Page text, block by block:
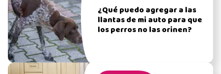
¿Qué puedo agregar a las
llantas de mi auto para que
los perros no las orinen?